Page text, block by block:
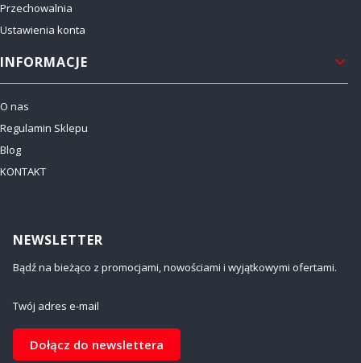
Przechowalnia
Ustawienia konta
INFORMACJE
O nas
Regulamin Sklepu
Blog
KONTAKT
NEWSLETTER
Bądź na bieżąco z promocjami, nowościami i wyjątkowymi ofertami.
Twój adres e-mail
Dołącz do newslettera